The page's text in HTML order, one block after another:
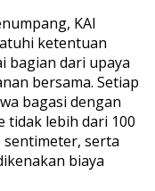
KAI
ketentuan
bagian dari upaya
bersama. Setiap
bagasi dengan
tidak lebih dari 100
sentimeter, serta
biaya